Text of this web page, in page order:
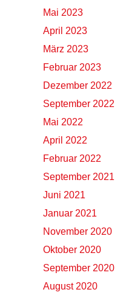
Mai 2023
April 2023
März 2023
Februar 2023
Dezember 2022
September 2022
Mai 2022
April 2022
Februar 2022
September 2021
Juni 2021
Januar 2021
November 2020
Oktober 2020
September 2020
August 2020